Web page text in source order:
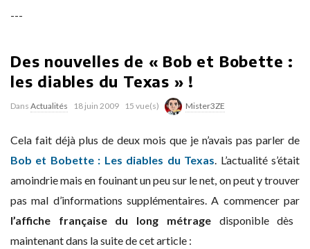
---
Des nouvelles de « Bob et Bobette :
les diables du Texas » !
Dans Actualités 18 juin 2009 15 vue(s) Mister3ZE
Cela fait déjà plus de deux mois que je n’avais pas parler de
Bob et Bobette : Les diables du Texas. L’actualité s’était
amoindrie mais en fouinant un peu sur le net, on peut y trouver
pas mal d’informations supplémentaires. A commencer par
l’affiche française du long métragedisponible dès
maintenant dans la suite de cet article :